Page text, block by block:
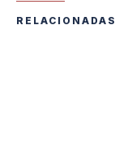
RELACIONADAS